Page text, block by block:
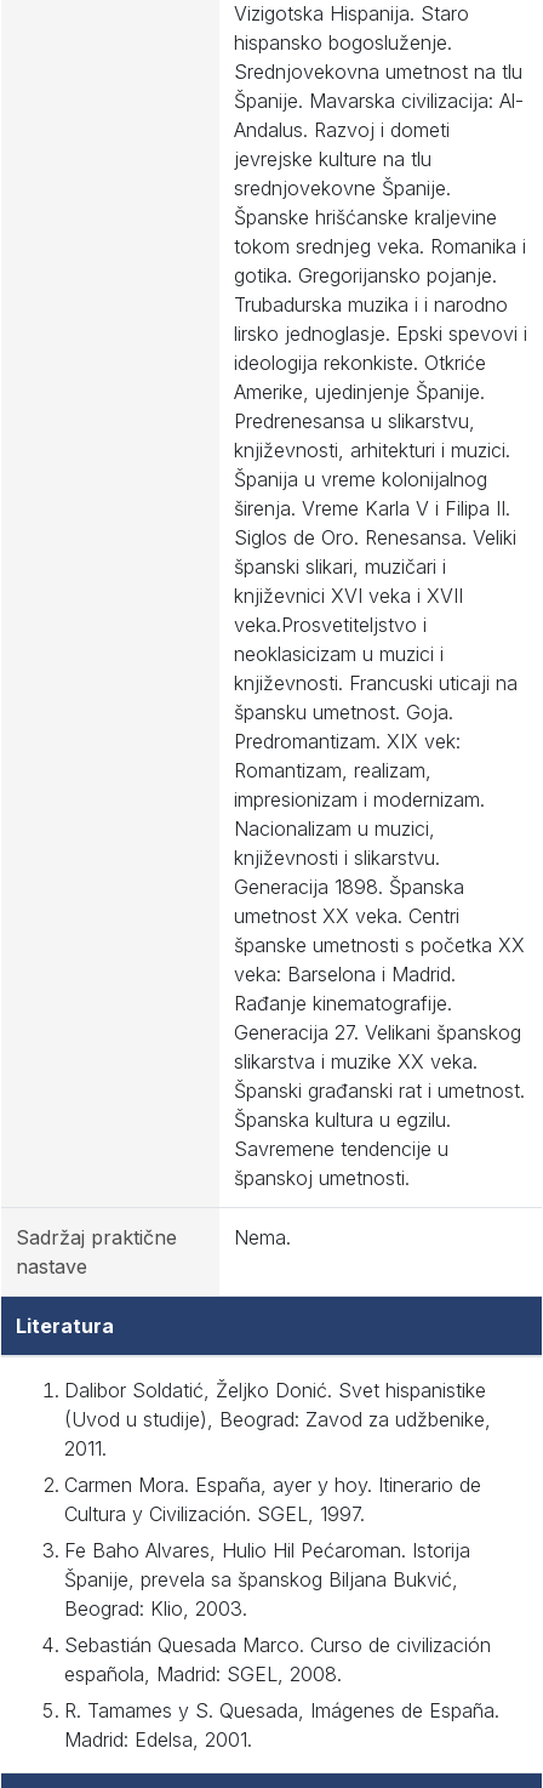
Vizigotska Hispanija. Staro
hispansko bogosluženje.
Srednjovekovna umetnost na tlu
Španije. Mavarska civilizacija: Al-
Andalus. Razvoj i dometi
jevrejske kulture na tlu
srednjovekovne Španije.
Španske hrišćanske kraljevine
tokom srednjeg veka. Romanika i
gotika. Gregorijansko pojanje.
Trubadurska muzika i i narodno
lirsko jednoglasje. Epski spevovi i
ideologija rekonkiste. Otkriće
Amerike, ujedinjenje Španije.
Predrenesansa u slikarstvu,
književnosti, arhitekturi i muzici.
Španija u vreme kolonijalnog
širenja. Vreme Karla V i Filipa II.
Siglos de Oro. Renesansa. Veliki
španski slikari, muzičari i
književnici XVI veka i XVII
veka.Prosvetiteljstvo i
neoklasicizam u muzici i
književnosti. Francuski uticaji na
špansku umetnost. Goja.
Predromantizam. XIX vek:
Romantizam, realizam,
impresionizam i modernizam.
Nacionalizam u muzici,
književnosti i slikarstvu.
Generacija 1898. Španska
umetnost XX veka. Centri
španske umetnosti s početka XX
veka: Barselona i Madrid.
Rađanje kinematografije.
Generacija 27. Velikani španskog
slikarstva i muzike XX veka.
Španski građanski rat i umetnost.
Španska kultura u egzilu.
Savremene tendencije u
španskoj umetnosti.
Sadržaj praktične
nastave
Nema.
Literatura
Dalibor Soldatić, Željko Donić. Svet hispanistike
(Uvod u studije), Beograd: Zavod za udžbenike,
2011.
Carmen Mora. España, ayer y hoy. Itinerario de
Cultura y Civilización. SGEL, 1997.
Fe Baho Alvares, Hulio Hil Pećaroman. Istorija
Španije, prevela sa španskog Biljana Bukvić,
Beograd: Klio, 2003.
Sebastián Quesada Marco. Curso de civilización
española, Madrid: SGEL, 2008.
R. Tamames y S. Quesada, Imágenes de España.
Madrid: Edelsa, 2001.